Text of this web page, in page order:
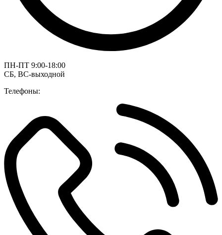
ПН-ПТ 9:00-18:00
СБ, ВС-выходной
Телефоны: